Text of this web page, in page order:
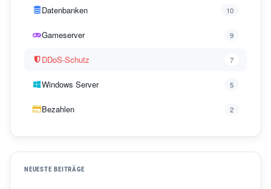
Datenbanken 10
Gameserver 9
DDoS-Schutz 7
Windows Server 5
Bezahlen 2
NEUESTE BEITRÄGE